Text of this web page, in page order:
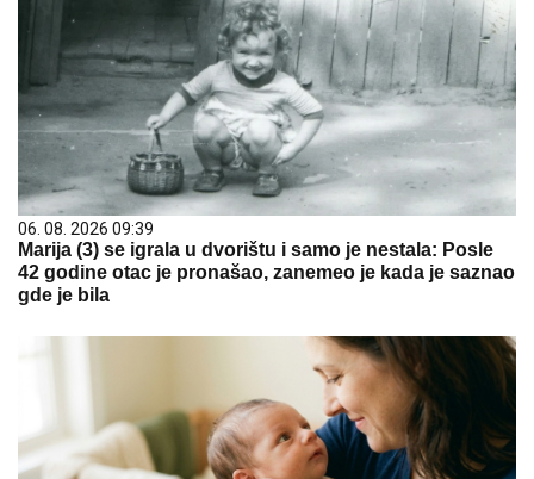
06. 08. 2026 09:39
Marija (3) se igrala u dvorištu i samo je nestala: Posle
42 godine otac je pronašao, zanemeo je kada je saznao
gde je bila